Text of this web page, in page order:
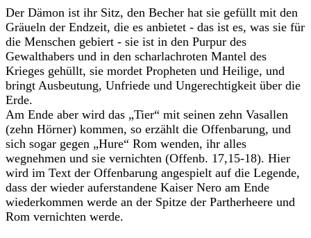
Der Dämon ist ihr Sitz, den Becher hat sie gefüllt mit den
Gräueln der Endzeit, die es anbietet - das ist es, was sie für
die Menschen gebiert - sie ist in den Purpur des
Gewalthabers und in den scharlachroten Mantel des
Krieges gehüllt, sie mordet Propheten und Heilige, und
bringt Ausbeutung, Unfriede und Ungerechtigkeit über die
Erde.
Am Ende aber wird das „Tier“ mit seinen zehn Vasallen
(zehn Hörner) kommen, so erzählt die Offenbarung, und
sich sogar gegen „Hure“ Rom wenden, ihr alles
wegnehmen und sie vernichten (Offenb. 17,15-18). Hier
wird im Text der Offenbarung angespielt auf die Legende,
dass der wieder auferstandene Kaiser Nero am Ende
wiederkommen werde an der Spitze der Partherheere und
Rom vernichten werde.